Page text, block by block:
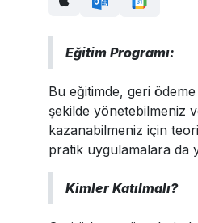
Eğitim Programı:
Bu eğitimde, geri
şekilde yönetebilmeniz
kazanabilmeniz için
pratik uygulamalara da
Kimler Katılmalı?